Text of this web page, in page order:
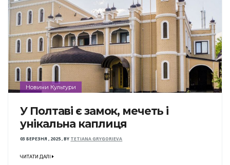
Новини Культури
У Полтаві є замок, мечеть і
унікальна каплиця
03 БЕРЕЗНЯ , 2025,BY TETIANA GRYGORIEVA
ЧИТАТИ ДАЛІ